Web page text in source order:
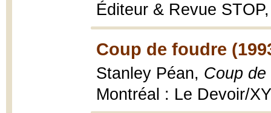
Éditeur & Revue
Coup de foudre
Stanley Péan, Coup
Montréal : Le Devoir/